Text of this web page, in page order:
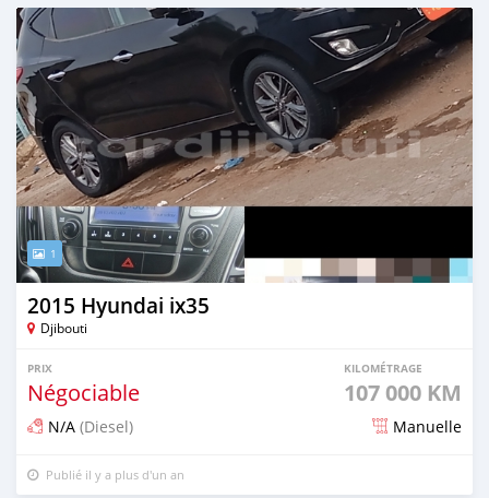
1
2015 Hyundai ix35
Djibouti
PRIX
Négociable
KILOMÉTRAGE
107 000 KM
N/A (Diesel) Manuelle
Publié il y a plus d'un an